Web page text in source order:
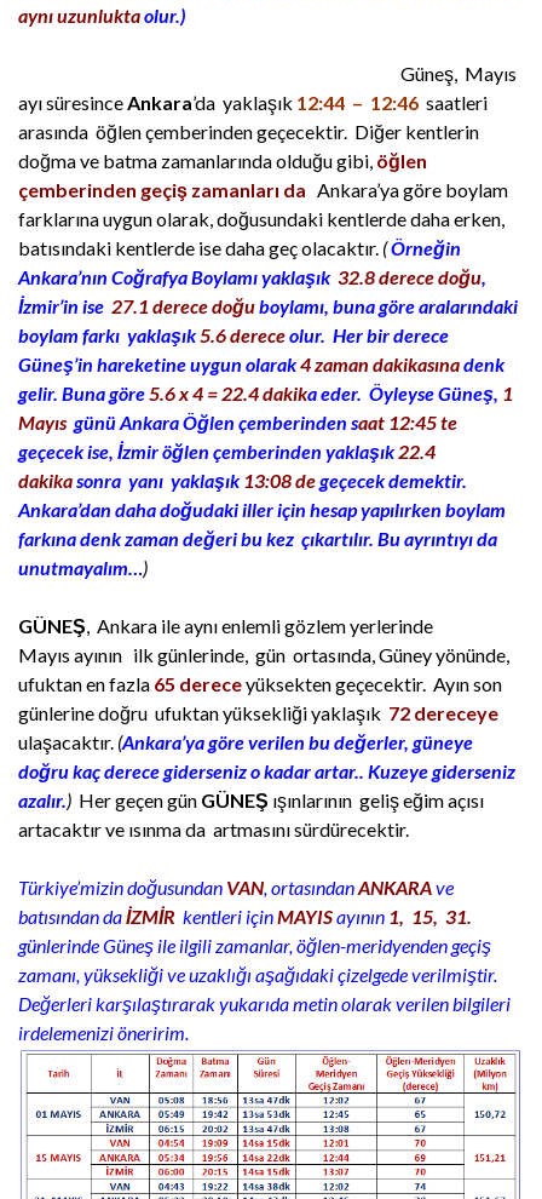
aynı uzunluktaolur.)
Güneş, Mayıs
ayı süresinceAnkara’da yaklaşık 12:44 – 12:46 saatleri
arasında öğlen çemberinden geçecektir. Diğer kentlerin
doğma ve batma zamanlarında olduğu gibi, öğlen
çemberinden geçiş zamanları da Ankara’ya göre boylam
farklarına uygun olarak,doğusundaki kentlerde daha erken,
batısındaki kentlerde ise daha geç olacaktır. (Örneğin
Ankara’nın Coğrafya Boylamı yaklaşık 32.8 derecedoğu,
İzmir’in ise 27.1 derece doğuboylamı, buna göre aralarındaki
boylam farkı yaklaşık5.6 dereceolur. Her bir derece
Güneş’in hareketine uygun olarak4 zaman dakikasınadenk
gelir. Buna göre5.6 x 4 = 22.4 dakika eder. Öyleyse Güneş, 1
Mayıs günü Ankara Öğlen çemberinden saat 12:45 te
geçecek ise, İzmir öğlen çemberinden yaklaşık22.4
dakikasonra yanı yaklaşık 13:08 degeçecek demektir.
Ankara’dan daha doğudaki iller için hesap yapılırken boylam
farkına denk zaman değeri bu kez çıkartılır. Bu ayrıntıyı da
unutmayalım…)
GÜNEŞ, Ankara ile aynı enlemli gözlem yerlerinde
Mayıs ayının ilk günlerinde, gün ortasında, Güney yönünde,
ufuktan en fazla 65 dereceyüksekten geçecektir. Ayın son
günlerine doğru ufuktan yüksekliği yaklaşık 72 dereceye
ulaşacaktır. (Ankara’ya göre verilen bu değerler, güneye
doğru kaç derece giderseniz o kadar artar.. Kuzeye giderseniz
azalır.) Her geçen gün GÜNEŞ ışınlarının geliş eğim açısı
artacaktır ve ısınma da artmasını sürdürecektir.
Türkiye’mizin doğusundan VAN, ortasındanANKARAve
batısından daİZMİR kentleri içinMAYISayının 1, 15, 31.
günlerinde Güneş ile ilgili zamanlar, öğlen-meridyenden geçiş
zamanı, yüksekliği ve uzaklığı aşağıdaki çizelgede verilmiştir.
Değerleri karşılaştırarak yukarıda metin olarak verilen bilgileri
irdelemenizi öneririm.